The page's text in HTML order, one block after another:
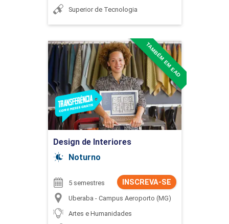
Superior de Tecnologia
Design de Interiores
Noturno
TAMBÉM EM EAD
INSCREVA-SE
5 semestres
Uberaba - Campus Aeroporto (MG)
Artes e Humanidades
Design de Interiores
Detalhes do curso
Ir para Inscrição